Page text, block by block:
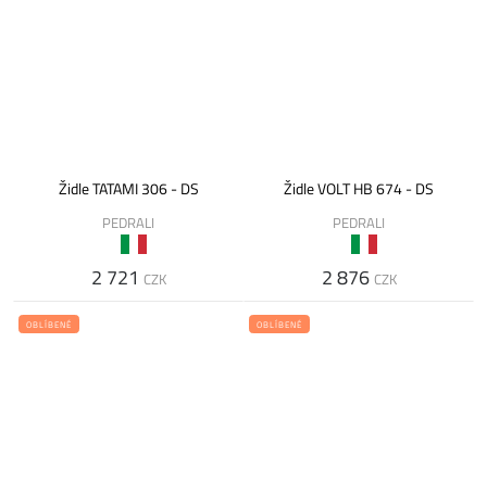
Židle TATAMI 306 - DS
PEDRALI
2 721 CZK
Židle VOLT HB 674 - DS
PEDRALI
2 876 CZK
OBLÍBENÉ OBLÍBENÉ